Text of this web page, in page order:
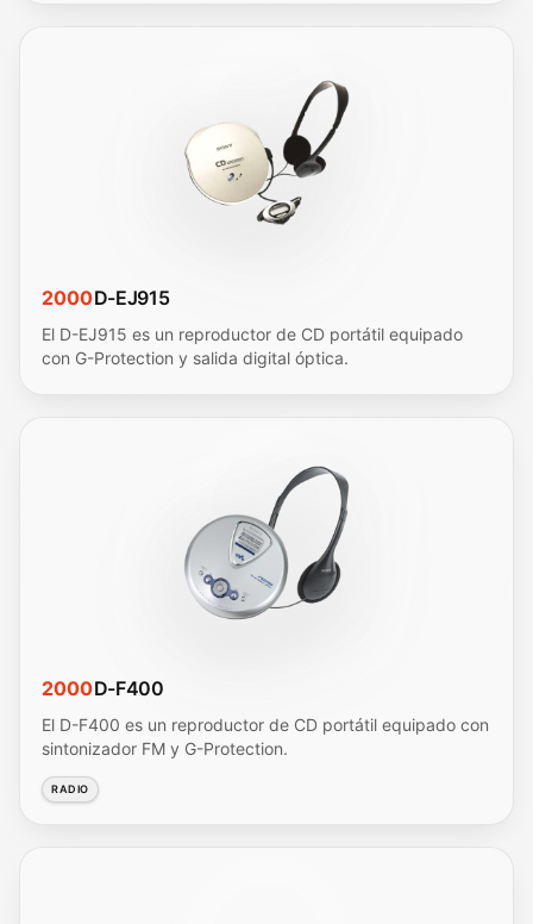
2000D-EJ915
El D-EJ915 es un reproductor de CD portátil equipado
con G-Protection y salida digital óptica.
2000D-F400
El D-F400 es un reproductor de CD portátil equipado con
sintonizador FM y G-Protection.
RADIO